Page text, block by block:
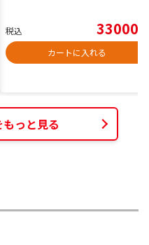
税込 33000
カートに入れる
っと見る